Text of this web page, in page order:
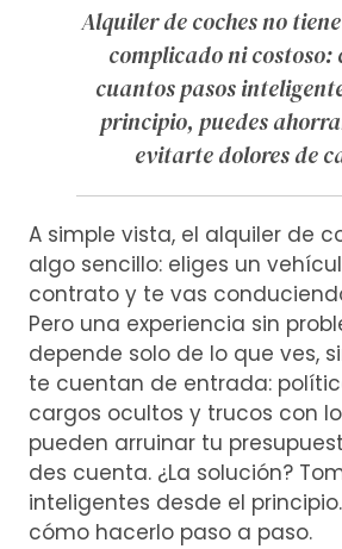
Alquiler de coches no
complicado ni costoso:
cuantos pasos
principio, puedes
evitarte dolores de
A simple vista, el alquiler de
algo sencillo: eliges un
contrato y te vas
Pero una experiencia sin
depende solo de lo que ves,
te cuentan de entrada:
cargos ocultos y trucos con
pueden arruinar tu
des cuenta. ¿La solución?
inteligentes desde el
cómo hacerlo paso a paso.